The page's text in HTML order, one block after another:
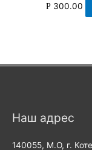
Р300.00
Наш адрес
140055, М.О, г.